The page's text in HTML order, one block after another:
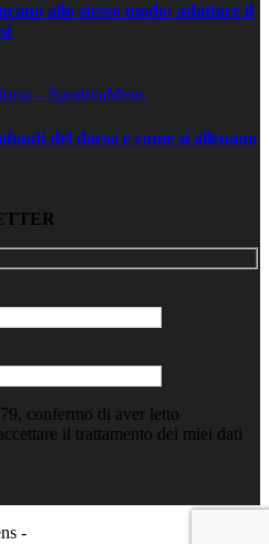
allo stesso modo: adattare il
del dorso e come si allenano
confermo di aver letto
il trattamento dei miei dati
-